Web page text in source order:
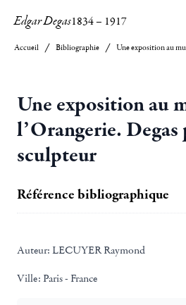
Edgar Degas1834– 1917
Accueil Bibliographie
Une exposition au
l’Orangerie.
sculpteur
Référence bibliographique
Auteur: LECUYER Raymond
Ville: Paris - France